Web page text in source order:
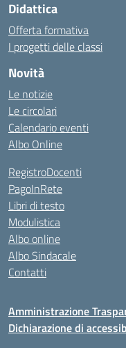
Didattica
Offerta formativa
I progetti delle classi
Novità
Le notizie
Le circolari
Calendario eventi
Albo Online
RegistroDocenti
PagoInRete
Libri di testo
Modulistica
Albo online
Albo Sindacale
Contatti
Amministrazione
Dichiarazione di